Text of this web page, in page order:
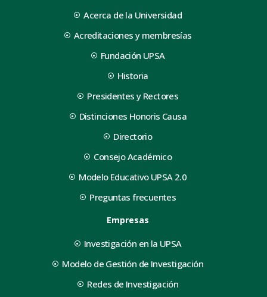
Acerca de la Universidad
Acreditaciones y membresías
Fundación UPSA
Historia
Presidentes y Rectores
Distinciones Honoris Causa
Directorio
Consejo Académico
Modelo Educativo UPSA 2.0
Preguntas frecuentes
Empresas
Investigación en la UPSA
Modelo de Gestión de Investigación
Redes de Investigación